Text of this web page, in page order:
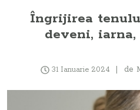
Îngrijirea
deveni,
31 Ianuarie 2024 de